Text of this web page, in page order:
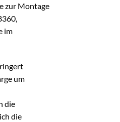
zur Montage
im
um
die
die